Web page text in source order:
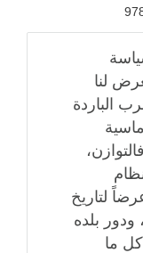
لنا
الباردة
لتاريخ
ودور بلده
كل ما